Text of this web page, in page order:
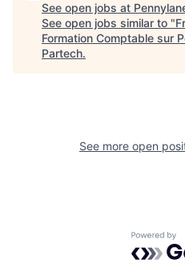
See open jobs at
See open jobs similar to "
Formation Comptable sur
Partech.
See more open